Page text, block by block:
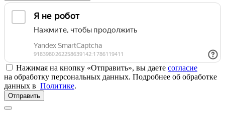
Нажимая на кнопку «Отправить», вы даете согласие
на обработку персональных данных. Подробнее об обработке
данных в Политике.
Отправить